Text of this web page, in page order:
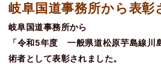
岐阜国道事務所から表彰
岐阜国道事務所から
「令和5年度 一般県道松原芋島線川
術者として表彰されました。